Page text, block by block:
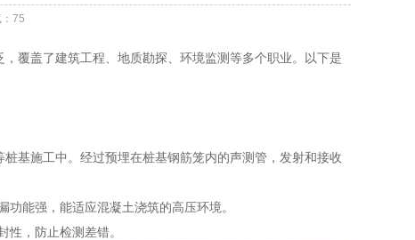
75
覆盖了建筑工程、地质勘探、环境监测等多个职业。以下是
基施工中。经过预埋在桩基钢筋笼内的声测管，发射和接收
功能强，能适应混凝土浇筑的高压环境。
，防止检测差错。